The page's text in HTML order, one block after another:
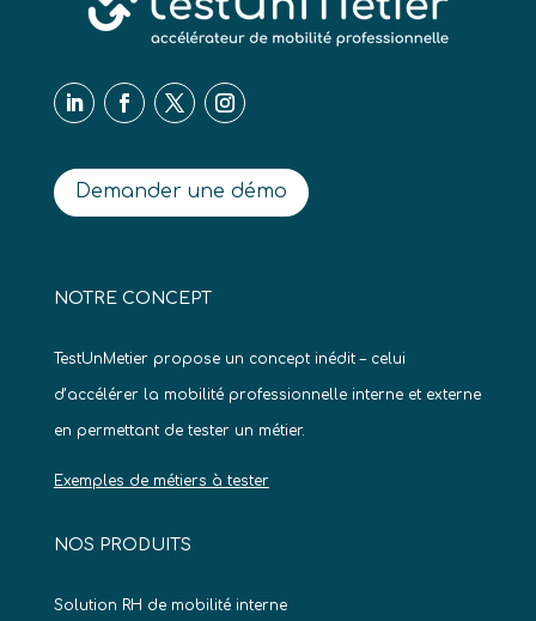
Demander une démo
NOTRE CONCEPT
TestUnMetier propose un concept inédit – celui
d’accélérer la mobilité professionnelle interne et externe
en permettant de tester un métier.
Exemples de métiers à tester
NOS PRODUITS
Solution RH de mobilité interne